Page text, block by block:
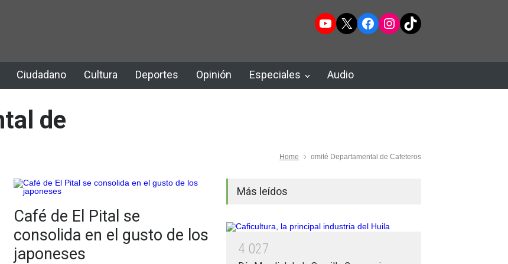
YouTube
X Facebook
Instagram
TikTok
Ciudadano Cultura Deportes Opinión Especiales Audio
de
Home omité Departamental de Cafeteros
Café de El Pital se
consolida en el gusto de los
japoneses
Más leídos
4 027